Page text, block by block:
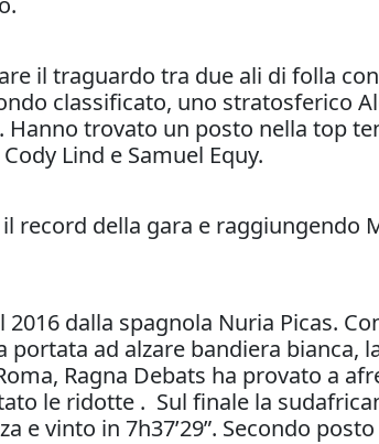
il traguardo tra due ali di folla
classificato, uno stratosferico
Hanno trovato un posto nella top
Lind e Samuel Equy.
record della gara e raggiungendo
dalla spagnola Nuria Picas.
ad alzare bandiera bianca,
Ragna Debats ha provato a
le ridotte . Sul finale la
vinto in 7h37’29”. Secondo